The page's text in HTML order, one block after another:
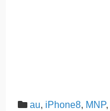
au, iPhone8, MNP,